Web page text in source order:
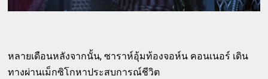
หลายเดือนหลังจากนั้น, ซาราห์อุ้มท้องจอห์น คอนเนอร์ เดิน
ทางผ่านเม็กซิโกหาประสบการณ์ชีวิต